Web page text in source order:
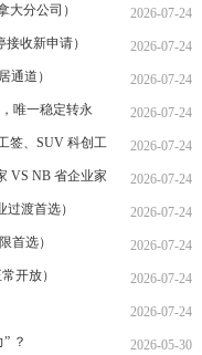
2026-07-24
大分公司）
2026-07-24
收新申请）
2026-07-24
通道）
2026-07-24
唯一稳定转永
2026-07-24
签、SUV 科创工
2026-07-24
VS NB 省企业家
2026-07-24
渡首选）
2026-07-24
首选）
2026-07-24
开放）
2026-07-24
2026-05-30
？